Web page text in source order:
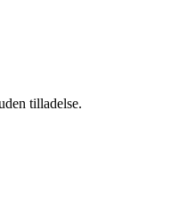
tilladelse.